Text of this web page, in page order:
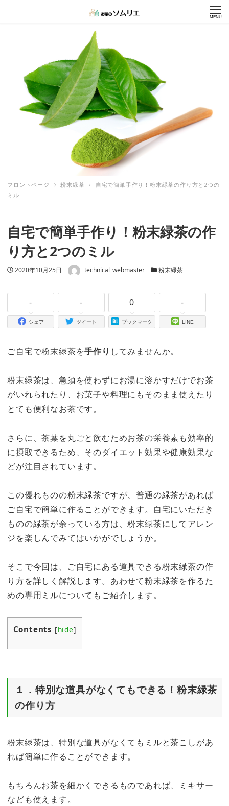
MENU
フロントページ 粉末緑茶
自宅で簡単手作り！粉末緑茶の作り方と2つの
ミル
自宅で簡単手作り！粉末緑茶の作
り方と2つのミル
投稿日
2020年10月25日 著者 technical_webmaster カテゴリー
粉末緑茶
-
シェア
-
ツイート
0
ブックマーク
-
LINE
ご自宅で粉末緑茶を手作り してみませんか。
粉末緑茶は、急須を使わずにお湯に溶かすだけでお茶
がいれられたり、お菓子や料理にもそのまま使えたり
とても便利なお茶です。
さらに、茶葉を丸ごと飲むためお茶の栄養素も効率的
に摂取できるため、そのダイエット効果や健康効果な
どが注目されています。
この優れものの粉末緑茶ですが、普通の緑茶があれば
ご自宅で簡単に作ることができます。自宅にいただき
ものの緑茶が余っている方は、粉末緑茶にしてアレン
ジを楽しんでみてはいかがでしょうか。
そこで今回は、ご自宅にある道具できる粉末緑茶の作
り方を詳しく解説します。あわせて粉末緑茶を作るた
めの専用ミルについてもご紹介します。
Contents [hide]
１．特別な道具がなくてもできる！粉末緑茶
の作り方
粉末緑茶は、特別な道具がなくてもミルと茶こしがあ
れば簡単に作ることができます。
もちろんお茶を細かくできるものであれば、ミキサー
なども使えます。